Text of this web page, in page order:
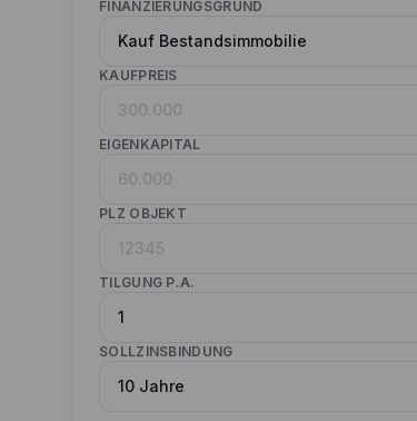
FINANZIERUNGSGRUND
KAUFPREIS
EIGENKAPITAL
PLZ OBJEKT
TILGUNG P.A.
SOLLZINSBINDUNG